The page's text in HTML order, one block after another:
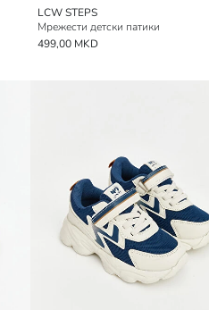
LCW STEPS
Мрежести детски патики
499,00 MKD